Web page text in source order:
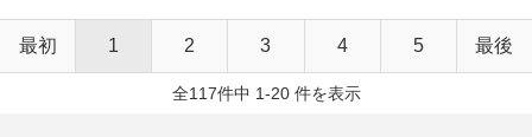
最初 1 2 3 4 5 最後
全117件中 1-20 件を表示